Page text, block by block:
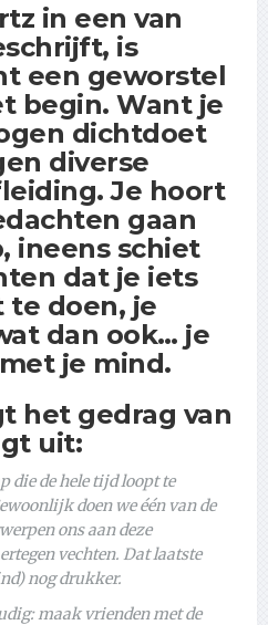
in een van
is
een geworstel
begin. Want je
dichtdoet
diverse
Je hoort
gaan
ineens schiet
dat je iets
doen, je
dan ook… je
je mind.
het gedrag van
uit:
die de hele tijd loopt te
doen we één van de
ons aan deze
vechten. Dat laatste
nog drukker.
maak vrienden met de